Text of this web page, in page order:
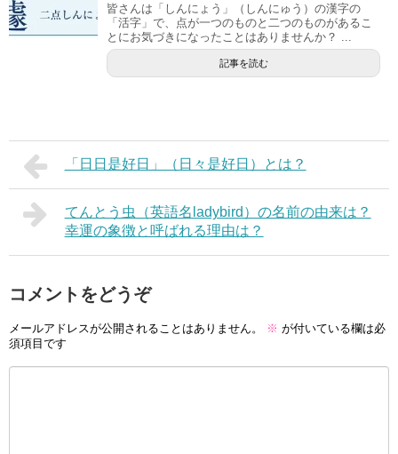
皆さんは「しんにょう」（しんにゅう）の漢字の
「活字」で、点が一つのものと二つのものがあるこ
とにお気づきになったことはありませんか？ ...
記事を読む
「日日是好日」（日々是好日）とは？
てんとう虫（英語名ladybird）の名前の由来は？
幸運の象徴と呼ばれる理由は？
コメントをどうぞ
メールアドレスが公開されることはありません。 ※ が付いている欄は必
須項目です